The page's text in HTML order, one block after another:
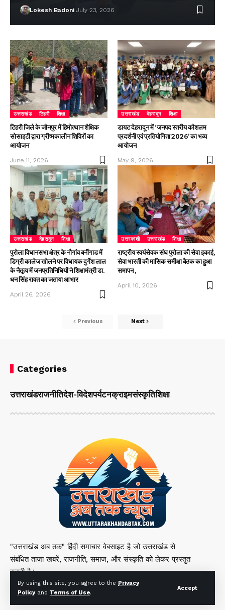
By using this site, you agree to the Privacy
Policyand Terms of Use.
Accept
Lokesh Badoni July 23, 2026
उत्तराखंड टिहरी शिक्षा
टिहरी जिले के जौनपुर में हिमोत्थान शैक्षिक
सोसाइटी द्वारा ग्रीष्मकालीन शिविरों का
आयोजन
June 11, 2026
उत्तराखंड देहरादून शिक्षा
डायट देहरादून में ‘जनपद स्तरीय कौशलम
प्रदर्शनी एवं प्रतियोगिता 2026’ का भव्य
आयोजन
May 9, 2026
उत्तराखंड देहरादून शिक्षा
पुरोला विधानसभा क्षेत्र के नौगांव बर्नीगाड में
डिग्री कालेज खोलने पर विधायक दुर्गेश लाल
के नैतृत्व में जनप्रतिनिधियों ने शिक्षामंत्री डा.
धन सिंह रावत का जताया आभार
April 26, 2026
उत्तरकाशी उत्तराखंड शिक्षा
राष्ट्रीय स्वयंसेवक संघ पुरोला की सेवा इकाई,
सेवा भारती की मासिक समीक्षा बैठक का हुआ
समापन ,
April 10, 2026
Previous Next
Categories
उत्तराखंडराजनीतिदेश-विदेशपर्यटनक्राइमसंस्कृतिशिक्षा
"उत्तराखंड अब तक" हिंदी समाचार वेबसाइट है जो उत्तराखंड से
संबंधित ताज़ा खबरें, राजनीति, समाज, और संस्कृति को लेकर प्रस्तुत
करती है।